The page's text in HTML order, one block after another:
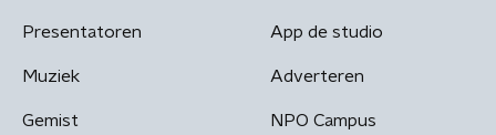
Presentatoren
Muziek
Gemist
App de studio
Adverteren
NPO Campus